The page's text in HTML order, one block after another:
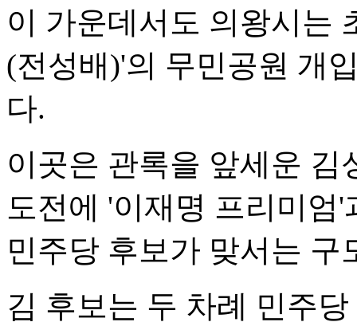
이 가운데서도 의왕시는
(전성배)'의 무민공원 개
다.
이곳은 관록을 앞세운 김
도전에 '이재명 프리미엄
민주당 후보가 맞서는 구
김 후보는 두 차례 민주